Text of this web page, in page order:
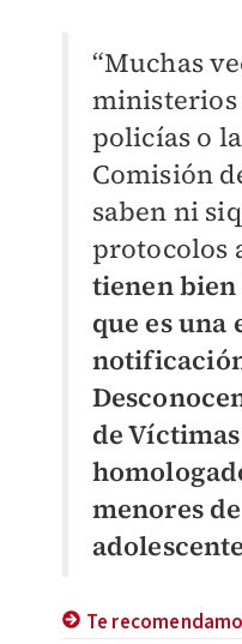
“Muchas
policías o
Comisión
saben ni
protocolos
tienen
que es una
de
menores
Te